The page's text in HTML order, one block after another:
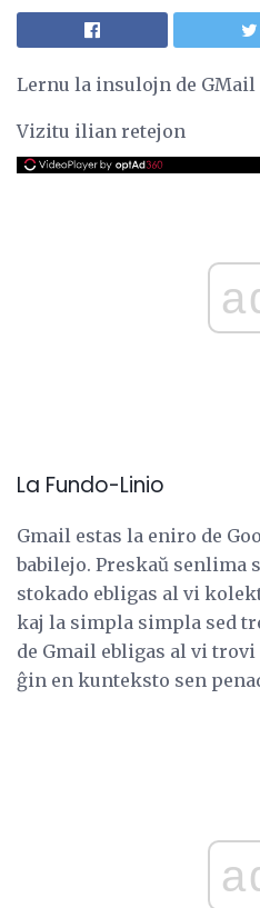
Lernu la insulojn de GMail
Vizitu ilian retejon
La Fundo-Linio
Gmail estas la eniro de
babilejo. Preskaŭ senlima
stokado ebligas al vi
kaj la simpla simpla sed
de Gmail ebligas al vi
ĝin en kunteksto sen